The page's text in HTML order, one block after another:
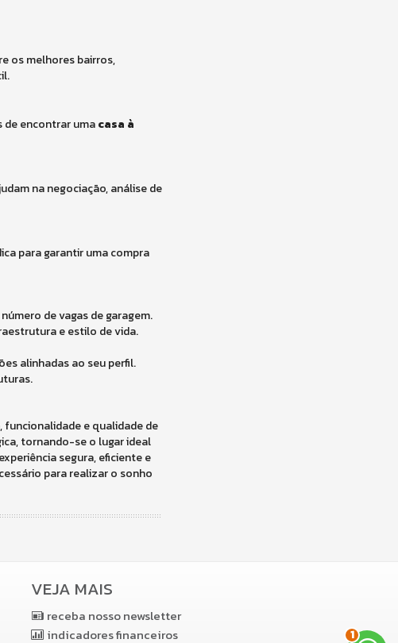
os melhores bairros,
de encontrar umacasa à
na negociação, análise de
para garantir uma compra
de vagas de garagem.
e estilo de vida.
alinhadas ao seu perfil.
e qualidade de
tornando-se o lugar ideal
segura, eficiente e
para realizar o sonho
VEJA MAIS
receba nosso newsletter
indicadores financeiros
2